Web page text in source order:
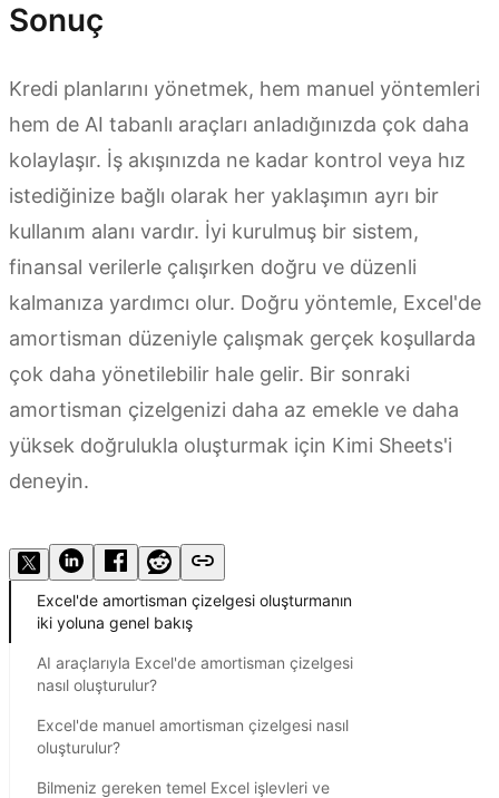
Sonuç
Kredi planlarını yönetmek, hem manuel yöntemleri
hem de AI tabanlı araçları anladığınızda çok daha
kolaylaşır. İş akışınızda ne kadar kontrol veya hız
istediğinize bağlı olarak her yaklaşımın ayrı bir
kullanım alanı vardır. İyi kurulmuş bir sistem,
finansal verilerle çalışırken doğru ve düzenli
kalmanıza yardımcı olur. Doğru yöntemle, Excel'de
amortisman düzeniyle çalışmak gerçek koşullarda
çok daha yönetilebilir hale gelir. Bir sonraki
amortisman çizelgenizi daha az emekle ve daha
yüksek doğrulukla oluşturmak için Kimi Sheets'i
deneyin.
Excel'de amortisman çizelgesi oluşturmanın
iki yoluna genel bakış
AI araçlarıyla Excel'de amortisman çizelgesi
nasıl oluşturulur?
Excel'de manuel amortisman çizelgesi nasıl
oluşturulur?
Bilmeniz gereken temel Excel işlevleri ve